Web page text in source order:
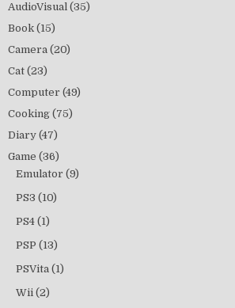
AudioVisual (35)
Book (15)
Camera (20)
Cat (23)
Computer (49)
Cooking (75)
Diary (47)
Game (36)
Emulator (9)
PS3 (10)
PS4 (1)
PSP (13)
PSVita (1)
Wii (2)